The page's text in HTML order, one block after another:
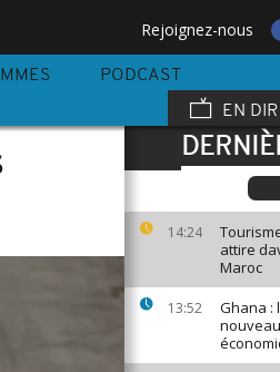
Rejoignez-nous
PODCAST
EN
14:24
attire
Maroc
13:52
Ghana :